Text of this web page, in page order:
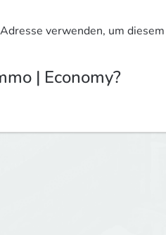
verwenden, um diesem
| Economy?